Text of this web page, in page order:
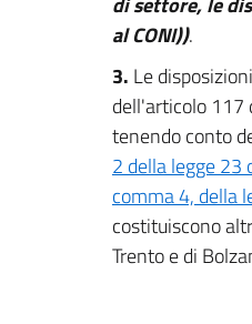
al CONI)).
3. Le
dell'articolo 117
tenendo conto
2 della legge 23
comma 4, della
costituiscono
Trento e di